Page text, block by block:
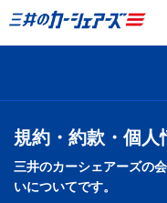
規約・約款・個人
三井のカーシェアーズの
いについてです。